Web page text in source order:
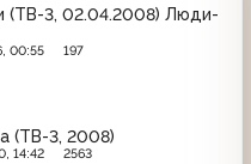
(ТВ-3, 02.04.2008) Люди-
00:55 197
(ТВ-3, 2008)
14:42 2563